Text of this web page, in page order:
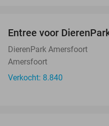
Entree voor
DierenPark Amersfoort
Amersfoort
Verkocht: 8.840